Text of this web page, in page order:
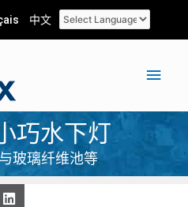
中文
巧水下灯
玻璃纤维池等